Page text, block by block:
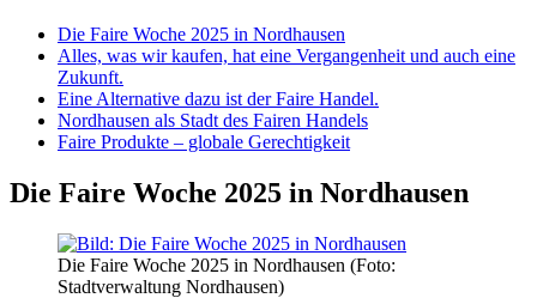
Die Faire Woche 2025 in Nordhausen
Alles, was wir kaufen, hat eine Vergangenheit und auch eine
Zukunft.
Eine Alternative dazu ist der Faire Handel.
Nordhausen als Stadt des Fairen Handels
Faire Produkte – globale Gerechtigkeit
Die Faire Woche 2025 in Nordhausen
Die Faire Woche 2025 in Nordhausen (Foto:
Stadtverwaltung Nordhausen)